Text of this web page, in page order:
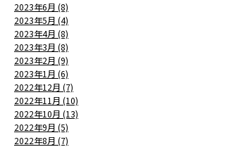
2023年6月 (8)
2023年5月 (4)
2023年4月 (8)
2023年3月 (8)
2023年2月 (9)
2023年1月 (6)
2022年12月 (7)
2022年11月 (10)
2022年10月 (13)
2022年9月 (5)
2022年8月 (7)